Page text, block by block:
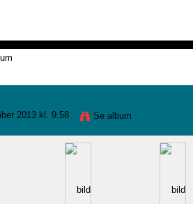
2013 kl. 9.58 Se album